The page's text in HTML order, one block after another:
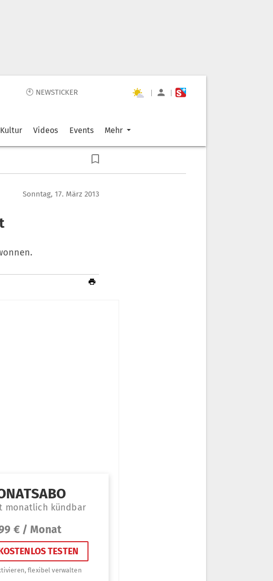
🕙 NEWSTICKER | |
Kultur Videos Events Mehr
Sonntag, 17. März 2013